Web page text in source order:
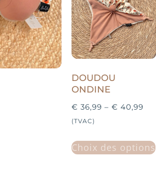
DOUDOU
ONDINE
€ 36,99 – € 40,99
(TVAC)
Choix des options